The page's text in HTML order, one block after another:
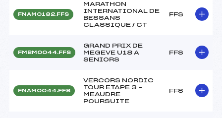
FNAM0182.FFS
MARATHON
INTERNATIONAL DE
BESSANS
CLASSIQUE / CT
FFS
FMBM0044.FFS
GRAND PRIX DE
MEGEVE U18 A
SENIORS
FFS
FNAM0044.FFS
VERCORS NORDIC
TOUR ETAPE 3 –
MEAUDRE
POURSUITE
FFS